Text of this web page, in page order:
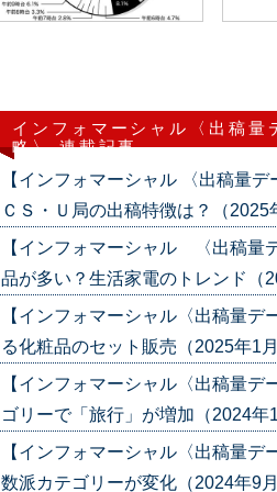
インフォマーシャル〈出稿量
略〉 連載記事
【インフォマーシャル 〈出稿量
ＣＳ・Ｕ局の出稿特徴は？（
【インフォマーシャル 〈出稿量
品が多い？生活家電のトレンド（
【インフォマーシャル〈出稿量
る化粧品のセット販売（2025年1
【インフォマーシャル〈出稿量
ゴリーで「旅行」が増加（2024
【インフォマーシャル〈出稿量
数派カテゴリーが変化（2024年9